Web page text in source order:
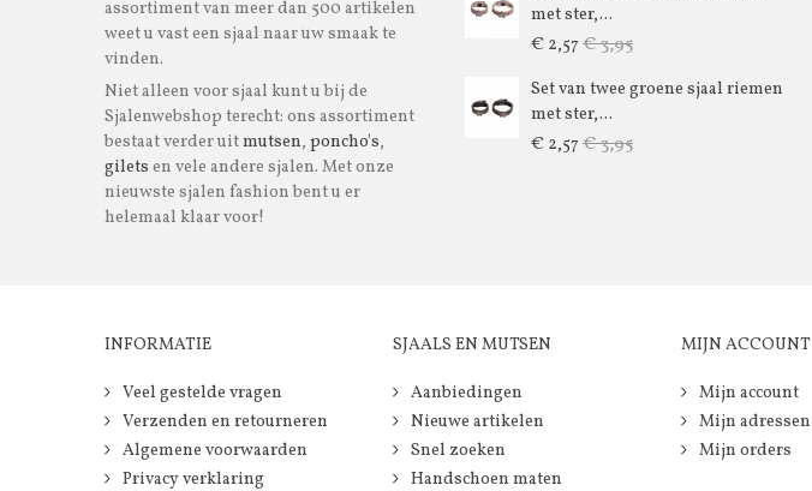
assortiment van meer dan 500 artikelen
weet u vast een sjaal naar uw smaak te
vinden.
Niet alleen voor sjaal kunt u bij de
Sjalenwebshop terecht: ons assortiment
bestaat verder uitmutsen, poncho's,
gilets en vele andere sjalen. Met onze
nieuwste sjalen fashion bent u er
helemaal klaar voor!
met ster,...
€ 2,57 € 3,95
Set van twee groene sjaal riemen
met ster,...
€ 2,57 € 3,95
INFORMATIE
Veel gestelde vragen
Verzenden en retourneren
Algemene voorwaarden
Privacy verklaring
SJAALS EN MUTSEN
Aanbiedingen
Nieuwe artikelen
Snel zoeken
Handschoen maten
MIJN ACCOUNT
Mijn account
Mijn adressen
Mijn orders